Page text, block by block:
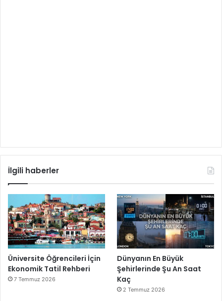
İlgili haberler
Üniversite Öğrencileri İçin
Ekonomik Tatil Rehberi
7 Temmuz 2026
Dünyanın En Büyük
Şehirlerinde Şu An Saat
Kaç
2 Temmuz 2026